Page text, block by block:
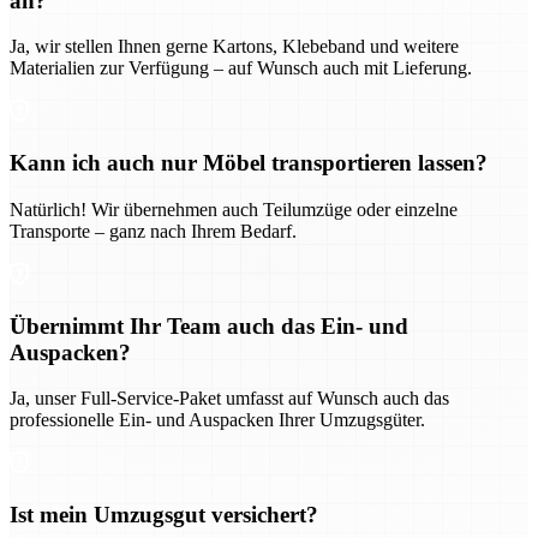
Ja, wir stellen Ihnen gerne Kartons, Klebeband und weitere
Materialien zur Verfügung – auf Wunsch auch mit Lieferung.
Kann ich auch nur Möbel transportieren lassen?
Natürlich! Wir übernehmen auch Teilumzüge oder einzelne
Transporte – ganz nach Ihrem Bedarf.
Übernimmt Ihr Team auch das Ein- und
Auspacken?
Ja, unser Full-Service-Paket umfasst auf Wunsch auch das
professionelle Ein- und Auspacken Ihrer Umzugsgüter.
Ist mein Umzugsgut versichert?